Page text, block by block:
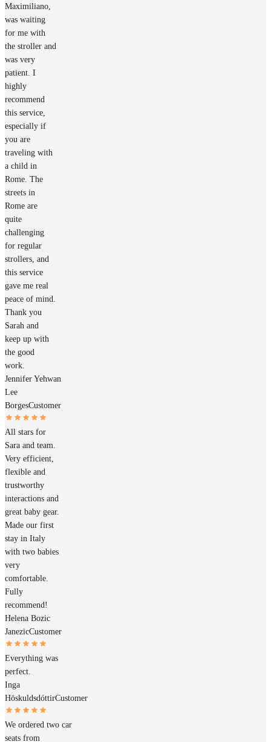
Maximiliano,
was waiting
for me with
the stroller and
was very
patient. I
highly
recommend
this service,
especially if
you are
traveling with
a child in
Rome. The
streets in
Rome are
quite
challenging
for regular
strollers, and
this service
gave me real
peace of mind.
Thank you
Sarah and
keep up with
the good
work.
Jennifer Yehwan
Lee
BorgesCustomer
All stars for
Sara and team.
Very efficient,
flexible and
trustworthy
interactions and
great baby gear.
Made our first
stay in Italy
with two babies
very
comfortable.
Fully
recommend!
Helena Bozic
JanezicCustomer
Everything was
perfect.
Inga
HöskuldsdóttirCustomer
We ordered two car
seats from